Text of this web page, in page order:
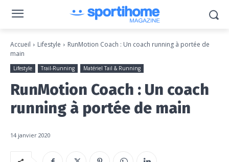
Accueil Lifestyle
RunMotion Coach : Un coach running à portée de
main
Lifestyle Trail-Running Matériel Tail & Running
RunMotion Coach : Un coach
running à portée de main
14 janvier 2020